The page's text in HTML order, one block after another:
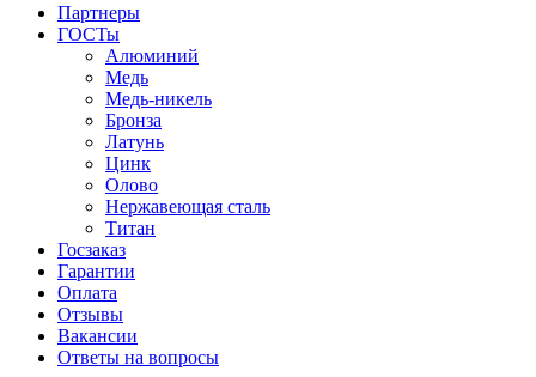
Партнеры
ГОСТы
Алюминий
Медь
Медь-никель
Бронза
Латунь
Цинк
Олово
Нержавеющая сталь
Титан
Госзаказ
Гарантии
Оплата
Отзывы
Вакансии
Ответы на вопросы